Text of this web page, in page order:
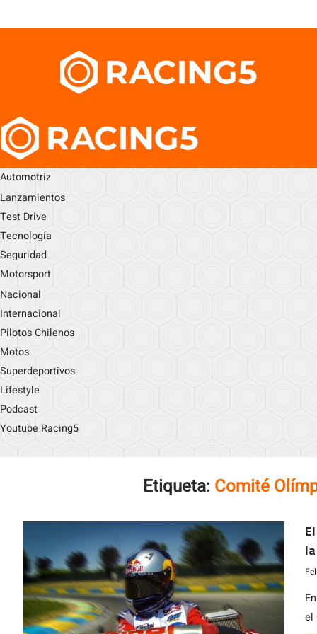
Automotriz
Lanzamientos
Test Drive
Tecnología
Seguridad
Motorsport
Nacional
Internacional
Pilotos Chilenos
Motos
Superdeportivos
Lifestyle
Podcast
Youtube Racing5
Etiqueta: Comité
el